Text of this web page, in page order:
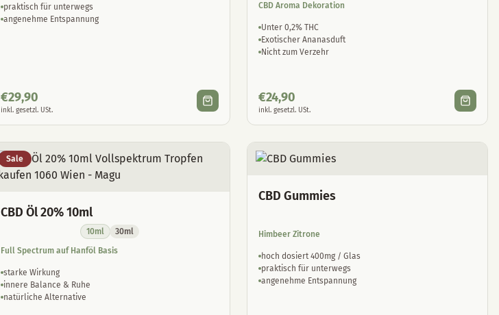
praktisch für unterwegs
angenehme Entspannung
€29,90
inkl. gesetzl. USt.
CBD Aroma Dekoration
Unter 0,2% THC
Exotischer Ananasduft
Nicht zum Verzehr
€24,90
inkl. gesetzl. USt.
Sale
CBD Öl 20% 10ml
10ml
30ml
Full Spectrum auf Hanföl Basis
starke Wirkung
innere Balance & Ruhe
natürliche Alternative
CBD Gummies
Himbeer Zitrone
hoch dosiert 400mg / Glas
praktisch für unterwegs
angenehme Entspannung